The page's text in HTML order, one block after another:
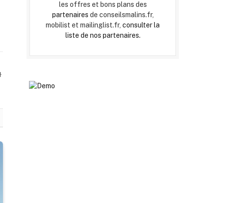
Website
les offres et bons plans des
partenaires de conseilsmalins.fr,
mobilist et mailinglist.fr, consulter la
liste de nos partenaires.